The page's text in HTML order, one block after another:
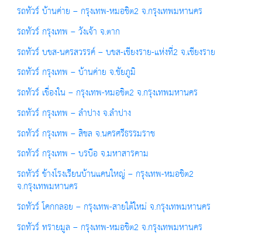
รถทัวร์ บ้านค่าย – กรุงเทพ-หมอชิต2 จ.กรุงเทพมหานคร
รถทัวร์ กรุงเทพ – วังเจ้า จ.ตาก
รถทัวร์ บขส-นครสวรรค์ – บขส-เชียงราย-แห่งที่2 จ.เชียงราย
รถทัวร์ กรุงเทพ – บ้านค่าย จ.ชัยภูมิ
รถทัวร์ เขื่องใน – กรุงเทพ-หมอชิต2 จ.กรุงเทพมหานคร
รถทัวร์ กรุงเทพ – ลำปาง จ.ลำปาง
รถทัวร์ กรุงเทพ – สิชล จ.นครศรีธรรมราช
รถทัวร์ กรุงเทพ – บรบือ จ.มหาสารคาม
รถทัวร์ ข้างโรงเรียนบ้านแคนใหญ่ – กรุงเทพ-หมอชิต2
จ.กรุงเทพมหานคร
รถทัวร์ โคกกลอย – กรุงเทพ-สายใต้ใหม่ จ.กรุงเทพมหานคร
รถทัวร์ ทรายมูล – กรุงเทพ-หมอชิต2 จ.กรุงเทพมหานคร